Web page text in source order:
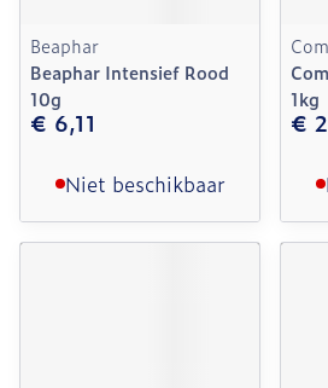
Beaphar
Beaphar Intensief Rood
10g
€ 6,11
Niet beschikbaar
1kg
€